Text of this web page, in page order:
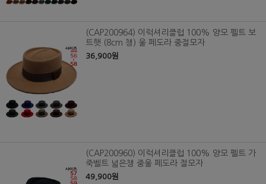
(CAP200964) 이럭셔리클럽 100% 양모 펠트 보
트햇 (8cm 챙) 울 페도라 중절모자
36,900원
(CAP200960) 이럭셔리클럽 100% 양모 펠트 가
죽벨트 넓은챙 중울 페도라 절모자
49,900원